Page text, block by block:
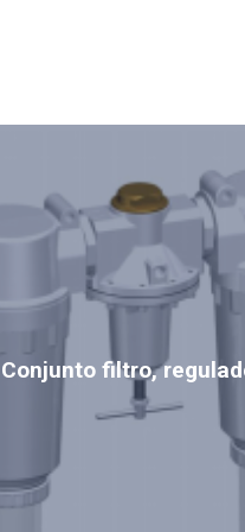
Conjunto filtro,